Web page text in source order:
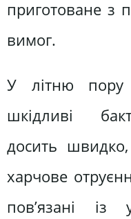
приготоване з
вимог.
У літню пору
шкідливі
досить
харчове
пов’язані із